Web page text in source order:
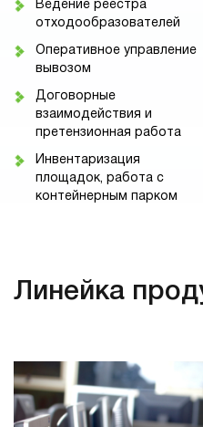
Ведение реестра
отходообразователей
Оперативное управление
вывозом
Договорные
взаимодействия и
претензионная работа
Инвентаризация
площадок, работа с
контейнерным парком
Линейка